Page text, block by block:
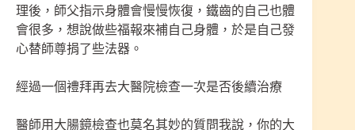
理後，師父指示身體會慢慢恢復，鐵齒的自己也體
會很多，想說做些福報來補自己身體，於是自己發
心替師尊捐了些法器。
經過一個禮拜再去大醫院檢查一次是否後續治療
醫師用大腸鏡檢查也莫名其妙的質問我說，你的大